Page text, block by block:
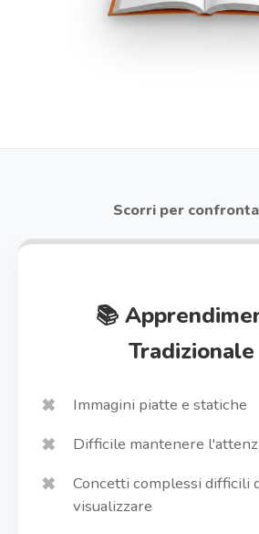
Scorri per
📚
Tradizionale
Immagini piatte e statiche
Difficile mantenere
Concetti complessi difficili
visualizzare